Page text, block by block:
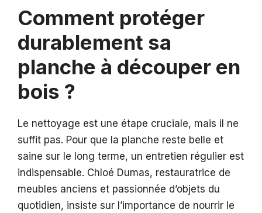
Comment protéger
durablement sa
planche à découper en
bois ?
Le nettoyage est une étape cruciale, mais il ne
suffit pas. Pour que la planche reste belle et
saine sur le long terme, un entretien régulier est
indispensable. Chloé Dumas, restauratrice de
meubles anciens et passionnée d’objets du
quotidien, insiste sur l’importance de nourrir le